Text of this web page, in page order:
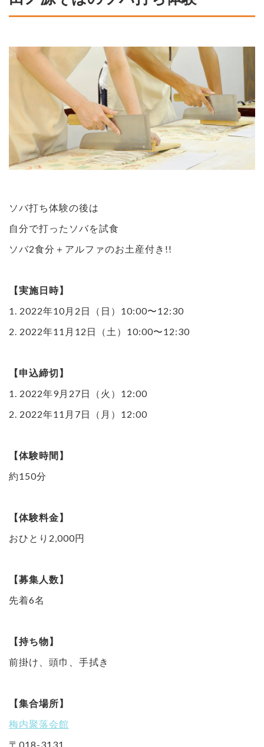
ソバ打ち体験の後は
自分で打ったソバを試食
ソバ2食分＋アルファのお土産付き!!
【実施日時】
1. 2022年10月2日（日）10:00〜12:30
2. 2022年11月12日（土）10:00〜12:30
【申込締切】
1. 2022年9月27日（火）12:00
2. 2022年11月7日（月）12:00
【体験時間】
約150分
【体験料金】
おひとり2,000円
【募集人数】
先着6名
【持ち物】
前掛け、頭巾、手拭き
【集合場所】
梅内聚落会館
〒018-3131